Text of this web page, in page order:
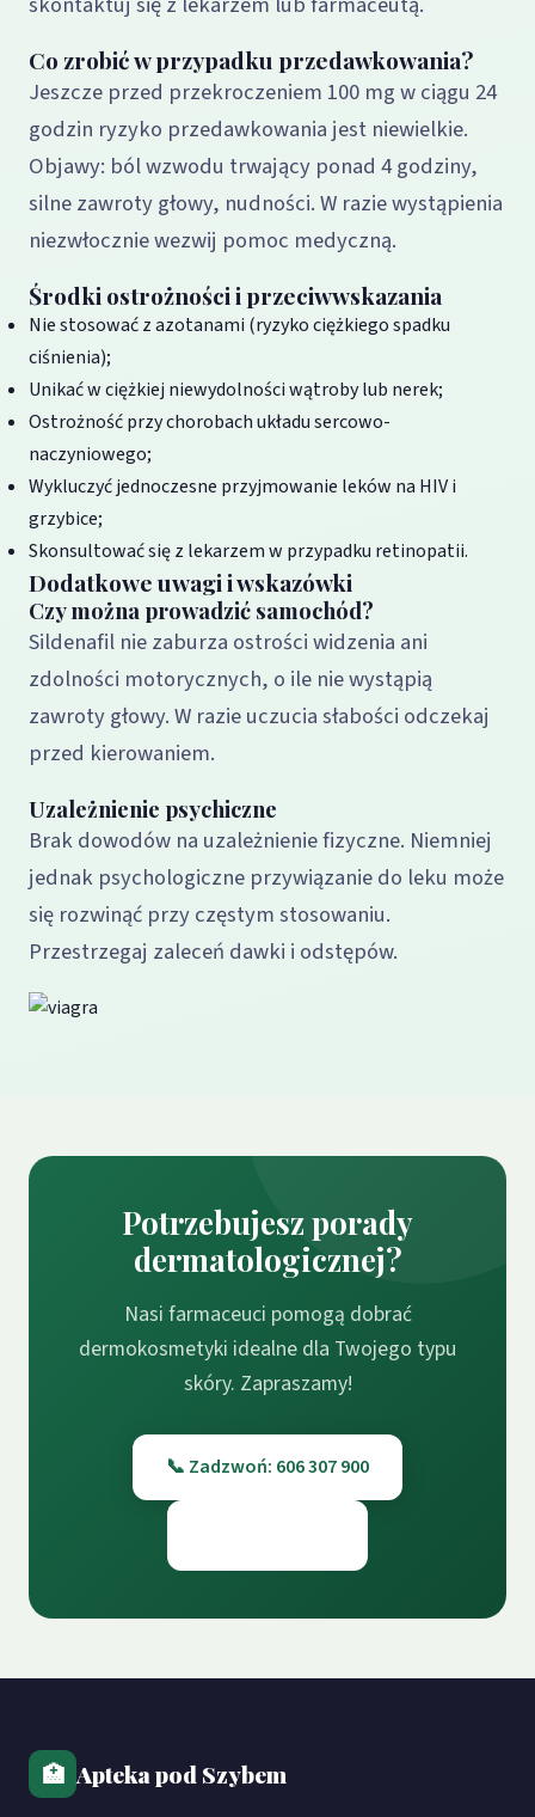
Co zrobić w przypadku przedawkowania?
Jeszcze przed przekroczeniem 100 mg w ciągu 24
godzin ryzyko przedawkowania jest niewielkie.
Objawy: ból wzwodu trwający ponad 4 godziny,
silne zawroty głowy, nudności. W razie wystąpienia
niezwłocznie wezwij pomoc medyczną.
Środki ostrożności i przeciwwskazania
Nie stosować z azotanami (ryzyko ciężkiego spadku
ciśnienia);
Unikać w ciężkiej niewydolności wątroby lub nerek;
Ostrożność przy chorobach układu sercowo-
naczyniowego;
Wykluczyć jednoczesne przyjmowanie leków na HIV i
grzybice;
Skonsultować się z lekarzem w przypadku retinopatii.
Dodatkowe uwagi i wskazówki
Czy można prowadzić samochód?
Sildenafil nie zaburza ostrości widzenia ani
zdolności motorycznych, o ile nie wystąpią
zawroty głowy. W razie uczucia słabości odczekaj
przed kierowaniem.
Uzależnienie psychiczne
Brak dowodów na uzależnienie fizyczne. Niemniej
jednak psychologiczne przywiązanie do leku może
się rozwinąć przy częstym stosowaniu.
Przestrzegaj zaleceń dawki i odstępów.
Potrzebujesz porady
dermatologicznej?
Nasi farmaceuci pomogą dobrać
dermokosmetyki idealne dla Twojego typu
skóry. Zapraszamy!
📞 Zadzwoń: 606 307 900
🏥 Apteka pod Szybem